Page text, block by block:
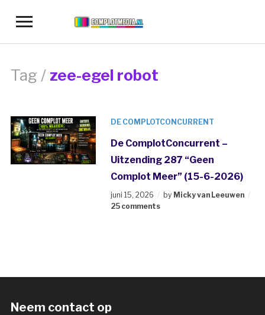
Toggle
navigation
Tag / zee-egel robot
DE COMPLOTCONCURRENT
De ComplotConcurrent –
Uitzending 287 “Geen
Complot Meer” (15-6-2026)
juni 15, 2026 by Micky van Leeuwen
25 comments
Neem contact op